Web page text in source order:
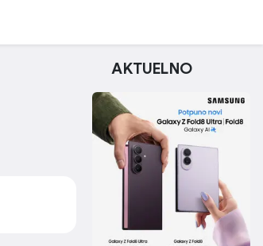
AKTUELNO